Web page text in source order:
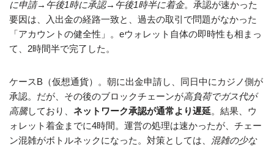
に申請→午後1時に承認→午後1時半に着金。承認が速かった
要因は、入出金の経路一致と、過去の取引で問題がなかった
「アカウントの健全性」。eウォレット自体の即時性も相まっ
て、2時間半で完了した。
ケースB（仮想通貨）。朝に出金申請し、同日中にカジノ側が
承認。だが、その後のブロックチェーンが高負荷でガス代が
高騰しており、 ネットワーク承認が通常より遅延。結果、ウ
ォレット着金までに4時間。運営の処理は速かったが、チェー
ン混雑がボトルネックになった。対策としては、
混雑の少な